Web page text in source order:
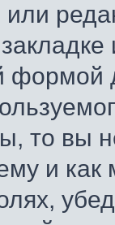
формой
то вы
и